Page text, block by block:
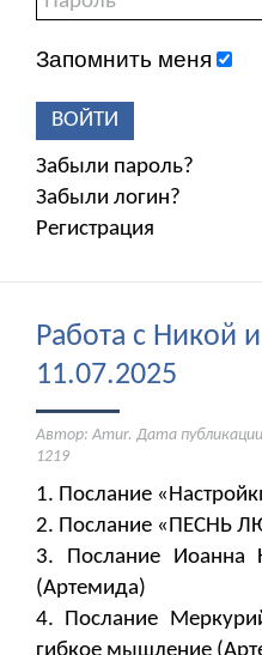
Запомнить меня
ВОЙТИ
Забыли пароль?
Забыли логин?
Регистрация
Работа с Никой
11.07.2025
Автор: Amur. Дата
1219
1. Послание
2. Послание «ПЕСНЬ
3. Послание Иоанна
(Артемида)
4. Послание